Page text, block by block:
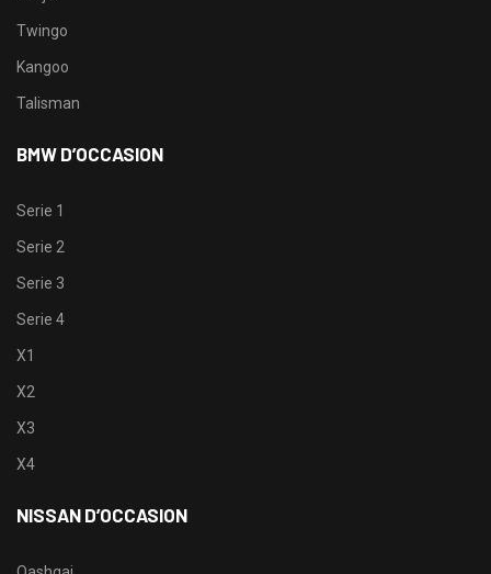
Twingo
Kangoo
Talisman
BMW D’OCCASION
Serie 1
Serie 2
Serie 3
Serie 4
X1
X2
X3
X4
NISSAN D’OCCASION